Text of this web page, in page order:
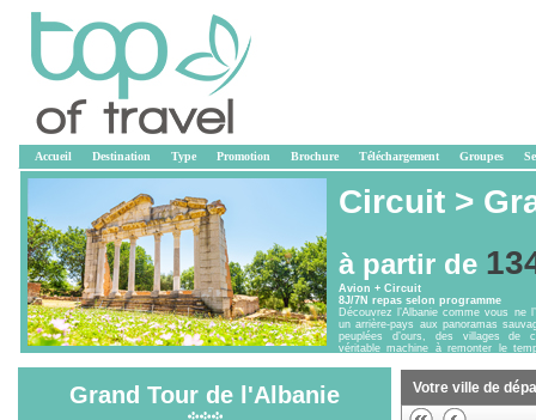
Accueil Destination Type Promotion Brochure Téléchargement Groupes
Circuit >
à partir de
Avion + Circuit
8J/7N repas selon programme
Découvrez l’Albanie comme vous ne
un arrière-pays aux panoramas
peuplées d’ours, des villages de
véritable machine à remonter le
Grand Tour de l'Albanie Votre ville de